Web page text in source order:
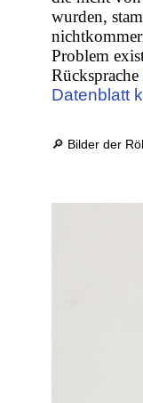
wurden,
Problem
Rücksprache
Datenblatt
🔎 Bilder der